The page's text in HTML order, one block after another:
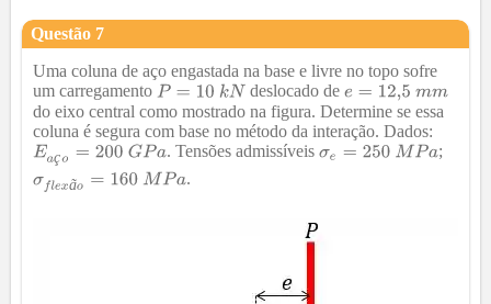
Questão 7
Uma coluna de aço engastada na base e livre no topo sofre
um carregamento
deslocado de
do eixo central como mostrado na figura. Determine se essa
coluna é segura com base no método da interação. Dados:
ç . Tensões admissíveis ;
ã .